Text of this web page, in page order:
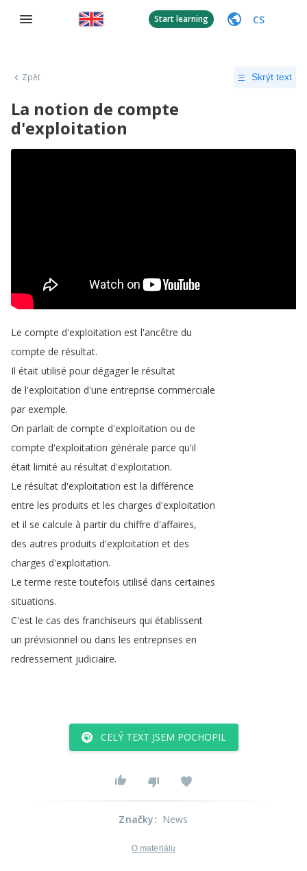
Start learning CS
Zpět Skrýt text
La notion de compte
d'exploitation
Le compte d'exploitation est l'ancêtre du
compte de résultat.
Il était utilisé pour dégager le résultat
de l'exploitation d'une entreprise commerciale
par exemple.
On parlait de compte d'exploitation ou de
compte d'exploitation générale parce qu'il
était limité au résultat d'exploitation.
Le résultat d'exploitation est la différence
entre les produits et les charges d'exploitation
et il se calcule à partir du chiffre d'affaires,
des autres produits d'exploitation et des
charges d'exploitation.
Le terme reste toutefois utilisé dans certaines
situations.
C'est le cas des franchiseurs qui établissent
un prévisionnel ou dans les entreprises en
redressement judiciaire.
CELÝ TEXT JSEM POCHOPIL
Značky: News
O materiálu